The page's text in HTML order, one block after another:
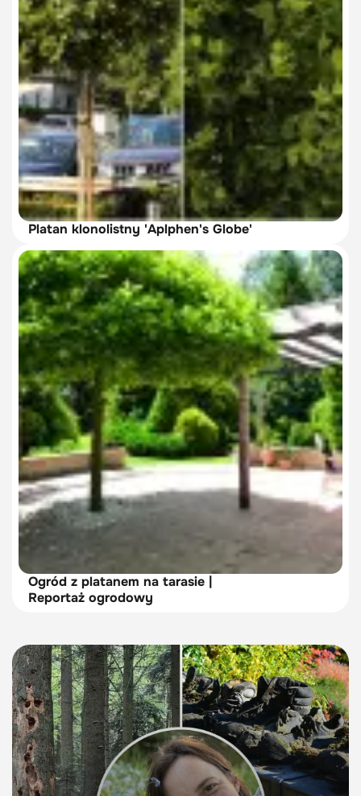
Platan klonolistny 'Aplphen's Globe'
Ogród z platanem na tarasie |
Reportaż ogrodowy